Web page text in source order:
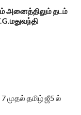
அனைத்திலும் தடம்
முதல் தமிழ் ஜீ5 ல்